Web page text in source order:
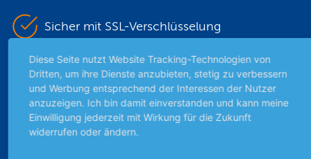
Sicher mit SSL-Verschlüsselung
Highlights
Archiv
Börsenbericht
Diese Seite nutzt Website Tracking-Technologien von
Dritten, um ihre Dienste anzubieten, stetig zu verbessern
und Werbung entsprechend der Interessen der Nutzer
anzuzeigen. Ich bin damit einverstanden und kann meine
Einwilligung jederzeit mit Wirkung für die Zukunft
widerrufen oder ändern.